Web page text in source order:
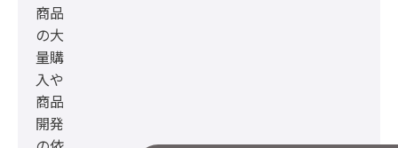
商品
の大
量購
入や
商品
開発